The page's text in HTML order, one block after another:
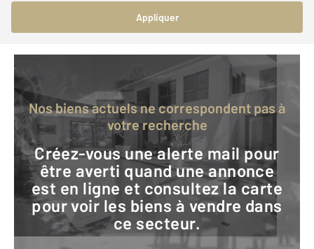
Appliquer
Nos biens actuels ne correspondent pas à
votre recherche
Créez-vous une alerte mail pour
être averti quand une annonce
est en ligne et consultez la carte
pour voir les biens à vendre dans
ce secteur.